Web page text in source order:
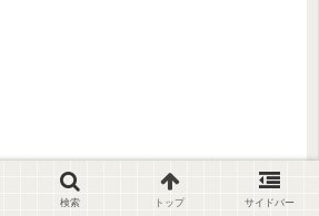
検索 トップ サイドバー